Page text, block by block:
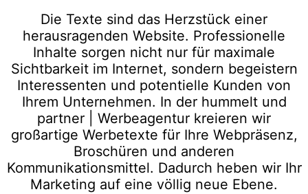
Die Texte sind das Herzstück einer
herausragenden Website. Professionelle
Inhalte sorgen nicht nur für maximale
Sichtbarkeit im Internet, sondern begeistern
Interessenten und potentielle Kunden von
Ihrem Unternehmen. In der hummelt und
partner | Werbeagentur kreieren wir
großartige Werbetexte für Ihre Webpräsenz,
Broschüren und anderen
Kommunikationsmittel. Dadurch heben wir Ihr
Marketing auf eine völlig neue Ebene.